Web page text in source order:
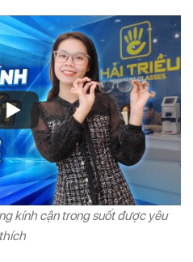
kính cận trong suốt được yêu
thích